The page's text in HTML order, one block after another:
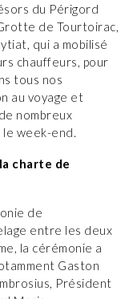
du Périgord
de Tourtoirac,
qui a mobilisé
chauffeurs, pour
tous nos
au voyage et
nombreux
week-end.
charte de
de
entre les deux
la cérémonie a
Gaston
Président